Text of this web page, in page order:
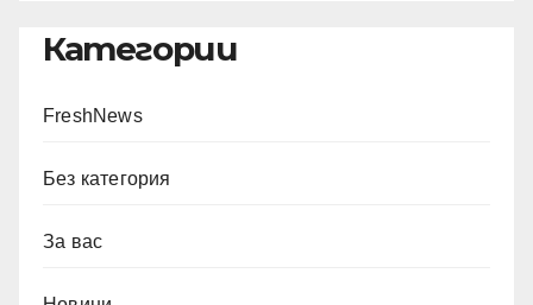
Категории
FreshNews
Без категория
За вас